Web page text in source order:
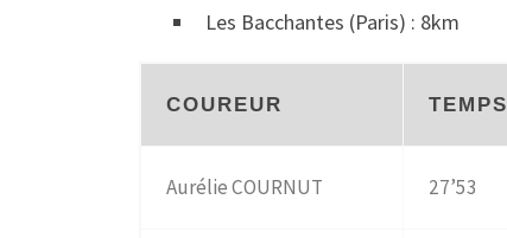
Les Bacchantes (Paris) : 8km
COUREUR TEMPS
Aurélie COURNUT 27’53